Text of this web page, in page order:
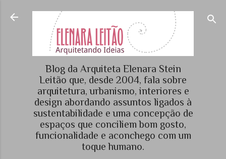
Pular para o conteúdo principal
Blog da Arquiteta Elenara Stein
Leitão que, desde 2004, fala sobre
arquitetura, urbanismo, interiores e
design abordando assuntos ligados à
sustentabilidade e uma concepção de
espaços que conciliem bom gosto,
funcionalidade e aconchego com um
toque humano.